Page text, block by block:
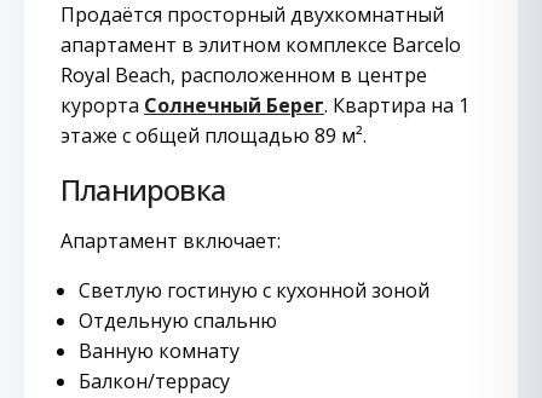
Продаётся просторный двухкомнатный
апартамент в элитном комплексе Barcelo
Royal Beach, расположенном в центре
курорта Солнечный Берег. Квартира на 1
этаже с общей площадью 89 м².
Планировка
Апартамент включает:
Светлую гостиную с кухонной зоной
Отдельную спальню
Ванную комнату
Балкон/террасу